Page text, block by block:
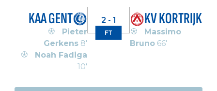
KAA GENT
Pieter
Gerkens 8'
Noah Fadiga
10'
2 - 1
FT
KV KORTRIJK
Massimo
Bruno 66'